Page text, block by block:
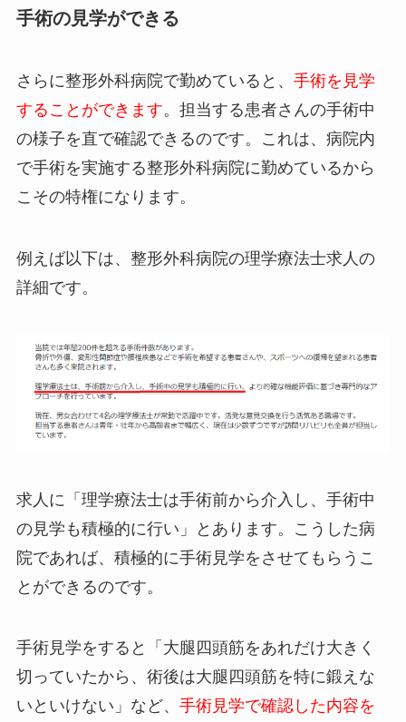
手術の見学ができる
さらに整形外科病院で勤めていると、 手術を見学
することができます。担当する患者さんの手術中
の様子を直で確認できるのです。これは、病院内
で手術を実施する整形外科病院に勤めているから
こその特権になります。
例えば以下は、整形外科病院の理学療法士求人の
詳細です。
求人に「理学療法士は手術前から介入し、手術中
の見学も積極的に行い」とあります。こうした病
院であれば、積極的に手術見学をさせてもらうこ
とができるのです。
手術見学をすると「大腿四頭筋をあれだけ大きく
切っていたから、術後は大腿四頭筋を特に鍛えな
いといけない」など、 手術見学で確認した内容を